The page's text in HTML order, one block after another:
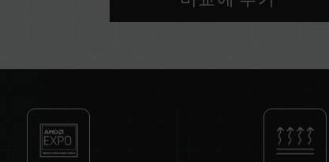
클럭에 영향을 줄 수 있습니다.
XMP 3.0(Intel) 또는
준)에 따라 기본 주파수 DDR5-